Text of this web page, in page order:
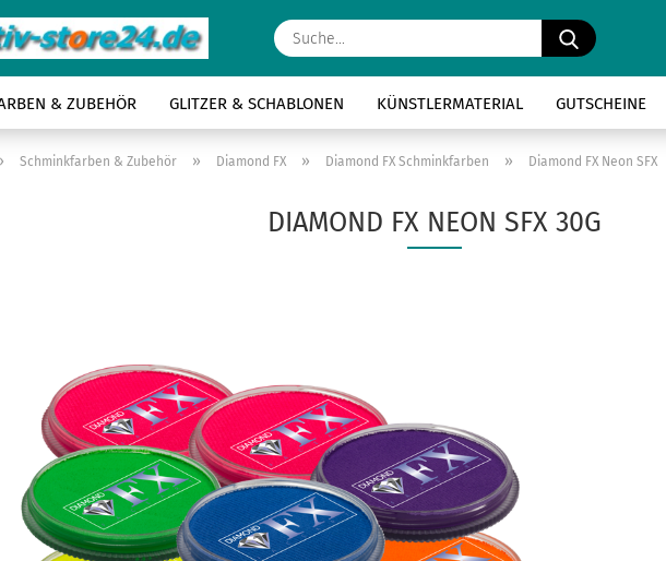
Suche...
& ZUBEHÖR GLITZER & SCHABLONEN KÜNSTLERMATERIAL GUTSCHEINE
Schminkfarben & Zubehör » Diamond FX » Diamond FX Schminkfarben » Diamond FX Neon SFX
DIAMOND FX NEON SFX 30G